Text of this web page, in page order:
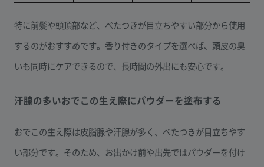
特に前髪や頭頂部など、べたつきが目立ちやすい部分から使用
するのがおすすめです。香り付きのタイプを選べば、頭皮の臭
いも同時にケアできるので、長時間の外出にも安心です。
汗腺の多いおでこの生え際にパウダーを塗布する
おでこの生え際は皮脂腺や汗腺が多く、べたつきが目立ちやす
い部分です。そのため、お出かけ前や出先ではパウダーを付け